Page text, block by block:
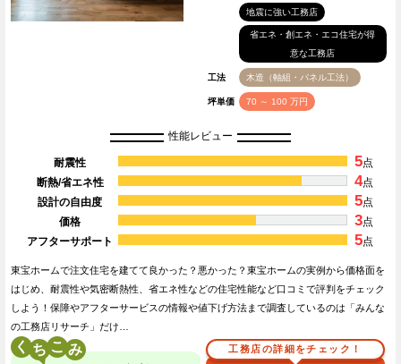
地震に強い工務店
省エネ・創エネ・エコ住宅が得
意な工務店
工法 木造（軸組・パネル工法）
坪単価 70 ～ 100 万円
性能レビュー
耐震性 5点
断熱/省エネ性
4点
設計の自由度
5点
価格
3点
アフターサポート
5点
東宝ホームで注文住宅を建てて良かった？悪かった？東宝ホームの実例から価格面を
はじめ、耐震性や気密断熱性、省エネ性などの住宅性能など口コミで評判をチェック
しよう！保障やアフターサービスの情報や値下げ方法まで調査しているのは「みんな
の工務店リサーチ」だけ…
く こ 工務店の詳細をチェック！